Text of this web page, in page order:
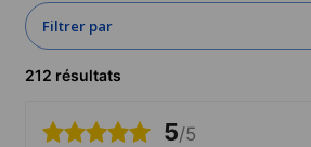
Filtrer par
212 résultats
5/5